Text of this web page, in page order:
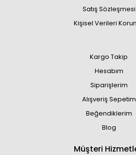
Satış Sözleşmesi
Kişisel Verileri
Kargo Takip
Hesabım
Siparişlerim
Alışveriş Sepetim
Beğendiklerim
Blog
Müşteri